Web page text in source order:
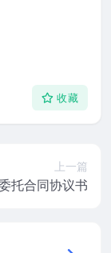
收藏
上一篇
托合同协议书